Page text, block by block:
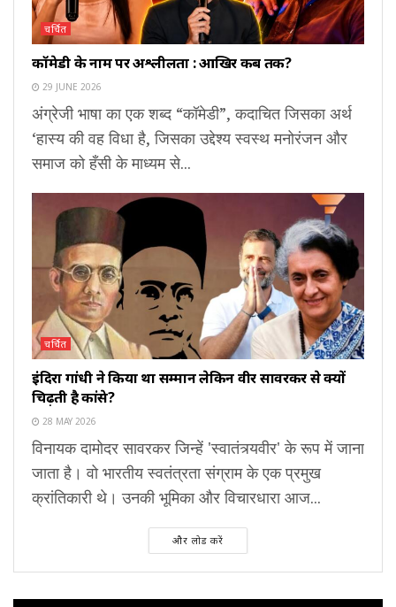
चर्चित
कॉमेडी के नाम पर अश्लीलता : आखिर कब तक?
29 JUNE 2026
अंग्रेजी भाषा का एक शब्द “कॉमेडी”, कदाचित जिसका अर्थ
‘हास्य की वह विधा है, जिसका उद्देश्य स्वस्थ मनोरंजन और
समाज को हँसी के माध्यम से...
चर्चित
इंदिरा गांधी ने किया था सम्मान लेकिन वीर सावरकर से क्यों
चिढ़ती है कांग्रेस?
28 MAY 2026
विनायक दामोदर सावरकर जिन्हें 'स्वातंत्र्यवीर' के रूप में जाना
जाता है। वो भारतीय स्वतंत्रता संग्राम के एक प्रमुख
क्रांतिकारी थे। उनकी भूमिका और विचारधारा आज...
और लोड करें